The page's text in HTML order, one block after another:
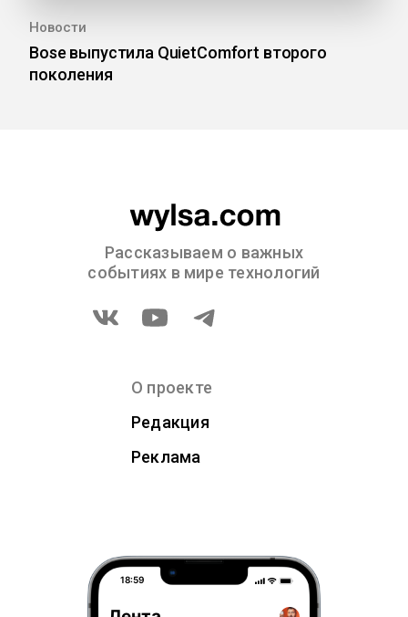
Новости
Bose выпустила QuietComfort второго
поколения
Рассказываем о важных
событиях в мире технологий
О проекте
Редакция
Реклама
18:59